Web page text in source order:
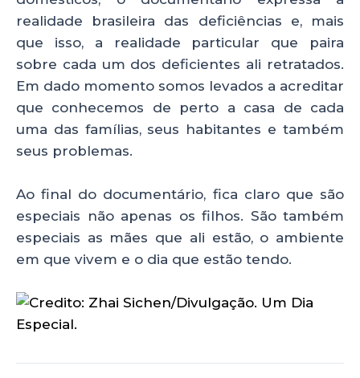
realidade brasileira das deficiências e, mais
que isso, a realidade particular que paira
sobre cada um dos deficientes ali retratados.
Em dado momento somos levados a acreditar
que conhecemos de perto a casa de cada
uma das famílias, seus habitantes e também
seus problemas.
Ao final do documentário, fica claro que são
especiais não apenas os filhos. São também
especiais as mães que ali estão, o ambiente
em que vivem e o dia que estão tendo.